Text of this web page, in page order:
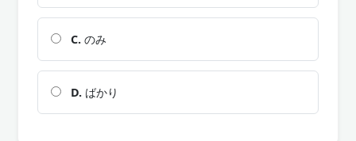
C. のみ
D. ばかり